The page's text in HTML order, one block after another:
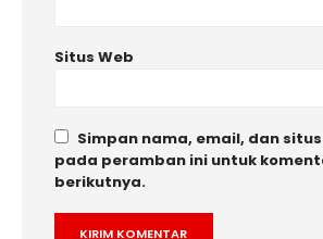
Situs Web
Simpan nama, email, dan
pada peramban ini untuk
berikutnya.